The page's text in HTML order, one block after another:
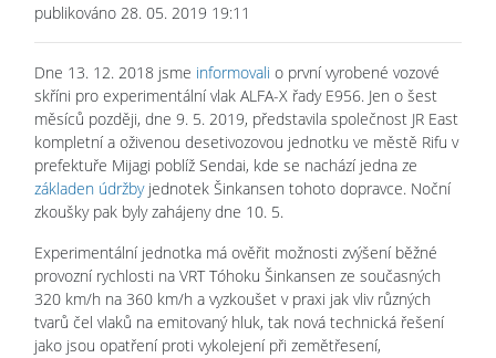
publikováno 28. 05. 2019 19:11
Dne 13. 12. 2018 jsme informovali o první vyrobené vozové
skříni pro experimentální vlak ALFA-X řady E956. Jen o šest
měsíců později, dne 9. 5. 2019, představila společnost JR East
kompletní a oživenou desetivozovou jednotku ve městě Rifu v
prefektuře Mijagi poblíž Sendai, kde se nachází jedna ze
základen údržbyjednotek Šinkansen tohoto dopravce. Noční
zkoušky pak byly zahájeny dne 10. 5.
Experimentální jednotka má ověřit možnosti zvýšení běžné
provozní rychlosti na VRT Tóhoku Šinkansen ze současných
320 km/h na 360 km/h a vyzkoušet v praxi jak vliv různých
tvarů čel vlaků na emitovaný hluk, tak nová technická řešení
jako jsou opatření proti vykolejení při zemětřesení,